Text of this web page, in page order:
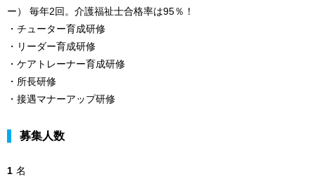
ー） 毎年2回。介護福祉士合格率は95％！
・チューター育成研修
・リーダー育成研修
・ケアトレーナー育成研修
・所長研修
・接遇マナーアップ研修
募集人数
1 名